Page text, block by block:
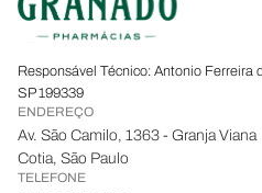
Responsável Técnico: Antonio Ferreira
SP 199339
ENDEREÇO
Av. São Camilo, 1363 - Granja Viana
Cotia, São Paulo
TELEFONE